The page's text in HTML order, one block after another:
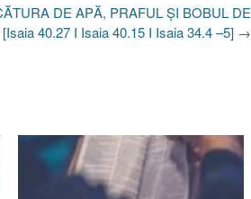
DE APĂ, PRAFUL ȘI BOBUL DE
40.27 I Isaia 40.15 I Isaia 34.4 –5] →